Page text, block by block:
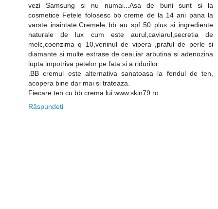
vezi Samsung si nu numai...Asa de buni sunt si la
cosmetice Fetele folosesc bb creme de la 14 ani pana la
varste inaintate.Cremele bb au spf 50 plus si ingrediente
naturale de lux cum este aurul,caviarul,secretia de
melc,coenzima q 10,veninul de vipera ,praful de perle si
diamante si multe extrase de ceai,iar arbutina si adenozina
lupta impotriva petelor pe fata si a ridurilor
.BB cremul este alternativa sanatoasa la fondul de ten,
acopera bine dar mai si trateaza.
Fiecare ten cu bb crema lui www.skin79.ro
Răspundeți